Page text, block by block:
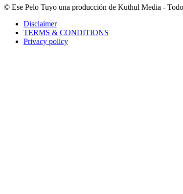
© Ese Pelo Tuyo una producción de Kuthul Media -
Disclaimer
TERMS & CONDITIONS
Privacy policy